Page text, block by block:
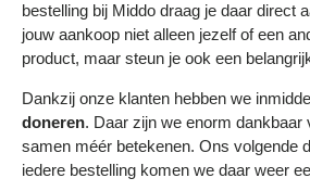
bestelling bij Middo draag je daar direct
jouw aankoop niet alleen jezelf of een
product, maar steun je ook een
Dankzij onze klanten hebben we
doneren. Daar zijn we enorm dankbaar
samen méér betekenen. Ons volgende
iedere bestelling komen we daar weer